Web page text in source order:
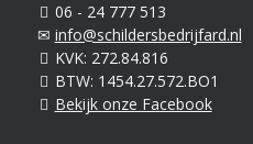
06 - 24 777 513
info@schildersbedrijfard.nl
KVK: 272.84.816
BTW: 1454.27.572.BO1
Bekijk onze Facebook